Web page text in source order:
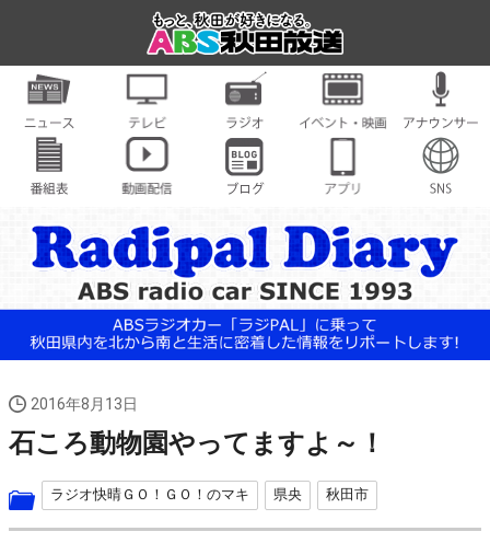
2016年8月13日
石ころ動物園やってますよ～！
ラジオ快晴ＧＯ！ＧＯ！のマキ 県央 秋田市